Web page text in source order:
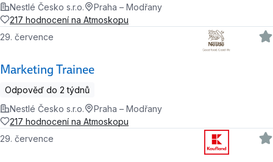
Nestlé Česko s.r.o.
Praha – Modřany
217 hodnocení na Atmoskopu
Marketing Trainee
29. července
Odpověď do 2 týdnů
Nestlé Česko s.r.o.
Praha – Modřany
217 hodnocení na Atmoskopu
29. července